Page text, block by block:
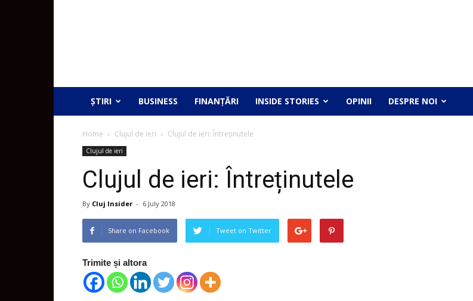
ȘTIRI BUSINESS FINANȚĂRI INSIDE STORIES OPINII DESPRE NOI
Home Clujul de ieri Clujul de ieri: Întreținutele
Clujul de ieri
Clujul de ieri: Întreținutele
By Cluj Insider - 6 July 2018
Share on Facebook Tweet on Twitter
Trimite și altora